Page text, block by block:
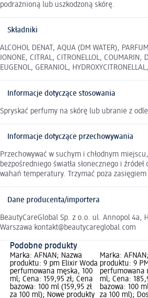
podrażnioną lub uszkodzoną skórę.
Składniki
ALCOHOL DENAT, AQUA (DM WATER),
IONONE, CITRAL, CITRONELLOL, COUMARIN,
EUGENOL, GERANIOL,
Informacje dotyczące stosowania
Spryskać perfumy na skórę lub ubranie z
Informacje dotyczące przechowywania
Przechowywać w suchym i chłodnym
bezpośredniego światła słonecznego i źródeł
wahań temperatury. Trzymać poza zasięgiem
Dane producenta/importera
BeautyCareGlobal Sp. z o.o. ul. Annopol 4a,
Warszawa kontakt@beautycareglobal.com
Podobne produkty
Marka: AFNAN; Nazwa
produktu: 9 pm Elixir Woda
perfumowana męska, 100
ml; Cena: 159,95 zł; Cena
bazowa: 100 ml (159,95 zł
za 100 ml); Nowe produkty
Marka:
produktu: 9
perfumowana
ml; Cena:
bazowa: 100
za 100 ml);